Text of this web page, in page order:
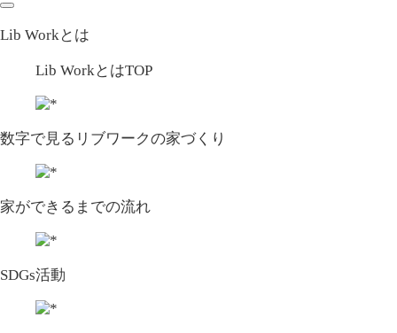
Lib Workとは
Lib WorkとはTOP
数字で⾒るリブワークの家づくり
家ができるまでの流れ
SDGs活動